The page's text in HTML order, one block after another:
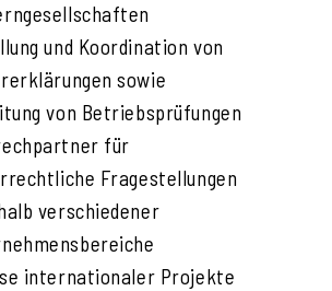
und Koordination von
sowie
von Betriebsprüfungen
für
Fragestellungen
verschiedener
internationaler Projekte